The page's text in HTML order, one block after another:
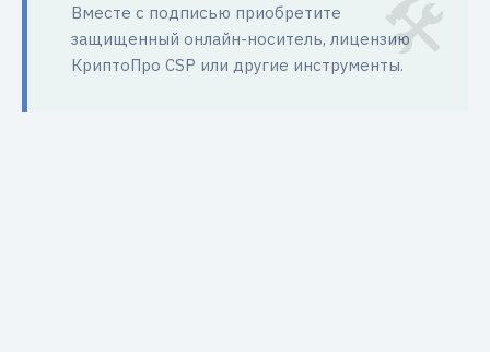
Вместе с подписью приобретите
защищенный онлайн-носитель, лицензию
КриптоПро CSP или другие инструменты.